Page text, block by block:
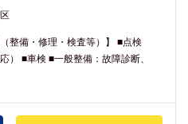
（整備・修理・検査等）】 ■点検
） ■車検 ■一般整備：故障診断、